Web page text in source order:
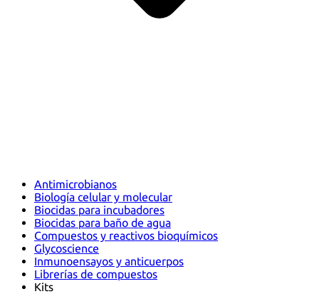
Antimicrobianos
Biología celular y molecular
Biocidas para incubadores
Biocidas para baño de agua
Compuestos y reactivos bioquímicos
Glycoscience
Inmunoensayos y anticuerpos
Librerías de compuestos
Kits